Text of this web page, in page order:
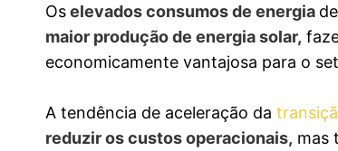
Oselevados consumos de energia
maior produção de energia solar,
economicamente vantajosa para o
A tendência de aceleração da
reduzir os custos operacionais, mas